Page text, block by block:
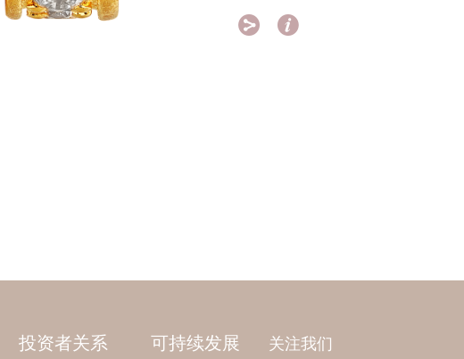
 
投资者关系 可持续发展 关注我们